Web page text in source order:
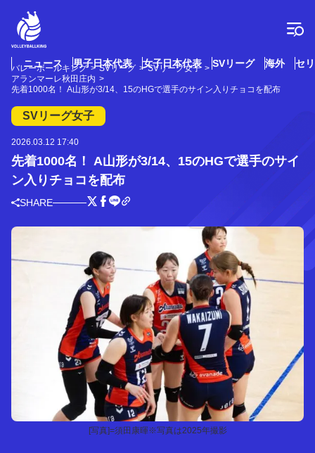
ニュース 男子日本代表 女子日本代表 SVリーグ 海外 セ
バレーボールキング SVリーグ
SVリーグ女子
アランマーレ秋田庄内
先着1000名！ A山形が3/14、15のHGで選手のサイン入りチョコを配布
SVリーグ女子
2026.03.12 17:40
先着1000名！ A山形が3/14、15のHGで選手のサイ
ン入りチョコを配布
SHARE
[写真]=須田康暉※写真は2025年撮影